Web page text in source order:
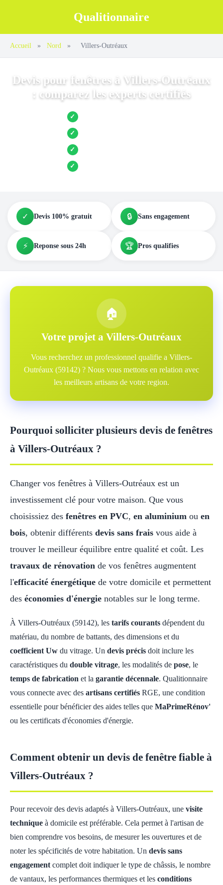
Qualitionnaire
Accueil » Nord » Villers-Outréaux
Devis pour fenêtres à Villers-Outréaux
: comparez les experts certifiés
✓ Jusqu’à 3 devis comparés
✓ Entreprises locales vérifiées
✓ Pose garantie
✓ Aides et primes incluses
✓ Devis 100% gratuit 🔒 Sans engagement
⚡ Reponse sous 24h 🏆 Pros qualifies
🏠
Votre projet a Villers-Outréaux
Vous recherchez un professionnel qualifie a Villers-
Outréaux (59142) ? Nous vous mettons en relation avec
les meilleurs artisans de votre region.
Pourquoi solliciter plusieurs devis de fenêtres
à Villers-Outréaux ?
Changer vos fenêtres à Villers-Outréaux est un
investissement clé pour votre maison. Que vous
choisissiez des fenêtres en PVC, en aluminium ou en
bois, obtenir différents devis sans frais vous aide à
trouver le meilleur équilibre entre qualité et coût. Les
travaux de rénovation de vos fenêtres augmentent
l'efficacité énergétique de votre domicile et permettent
des économies d'énergie notables sur le long terme.
À Villers-Outréaux (59142), les tarifs courants dépendent du
matériau, du nombre de battants, des dimensions et du
coefficient Uw du vitrage. Un devis précis doit inclure les
caractéristiques du double vitrage, les modalités de pose, le
temps de fabrication et la garantie décennale. Qualitionnaire
vous connecte avec des artisans certifiés RGE, une condition
essentielle pour bénéficier des aides telles que MaPrimeRénov'
ou les certificats d'économies d'énergie.
Comment obtenir un devis de fenêtre fiable à
Villers-Outréaux ?
Pour recevoir des devis adaptés à Villers-Outréaux, une visite
technique à domicile est préférable. Cela permet à l'artisan de
bien comprendre vos besoins, de mesurer les ouvertures et de
noter les spécificités de votre habitation. Un devis sans
engagement complet doit indiquer le type de châssis, le nombre
de vantaux, les performances thermiques et les conditions